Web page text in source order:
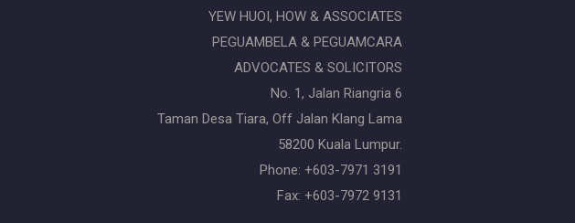
YEW HUOI, HOW & ASSOCIATES
PEGUAMBELA & PEGUAMCARA
ADVOCATES & SOLICITORS
No. 1, Jalan Riangria 6
Taman Desa Tiara, Off Jalan Klang Lama
58200 Kuala Lumpur.
Phone: +603-7971 3191
Fax: +603-7972 9131